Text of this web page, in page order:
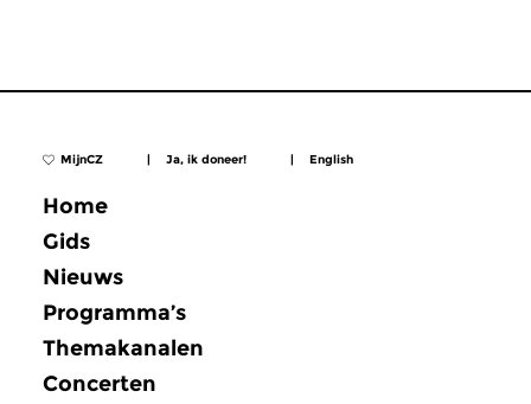
MijnCZ | Ja, ik doneer! | English
Home
Gids
Nieuws
Programma’s
Themakanalen
Concerten